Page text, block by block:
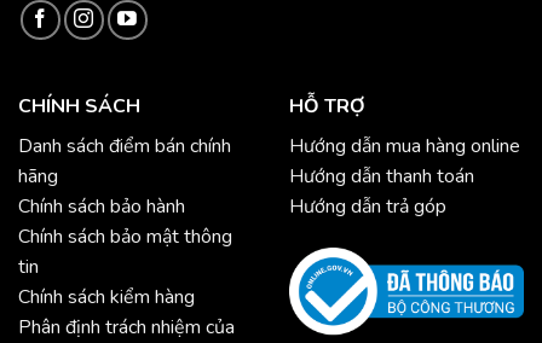
CHÍNH SÁCH
Danh sách điểm bán chính
hãng
Chính sách bảo hành
Chính sách bảo mật thông
tin
Chính sách kiểm hàng
Phân định trách nhiệm của
HỖ TRỢ
Hướng dẫn mua hàng online
Hướng dẫn thanh toán
Hướng dẫn trả góp